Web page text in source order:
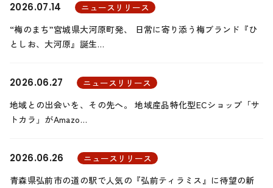
2026.07.14
ニュースリリース
“梅のまち”宮城県大河原町発、 日常に寄り添う梅ブランド『ひ
としお、大河原』誕生…
2026.06.27
ニュースリリース
地域との出会いを、その先へ。 地域産品特化型ECショップ「サ
トカラ」がAmazo…
2026.06.26
ニュースリリース
青森県弘前市の道の駅で人気の『弘前ティラミス』に待望の新